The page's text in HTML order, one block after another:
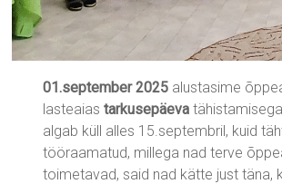
01.september 2025 alustasime
lasteaiastarkusepäeva
algab küll alles 15.septembril, kuid
tööraamatud, millega nad terve
toimetavad, said nad kätte just täna,